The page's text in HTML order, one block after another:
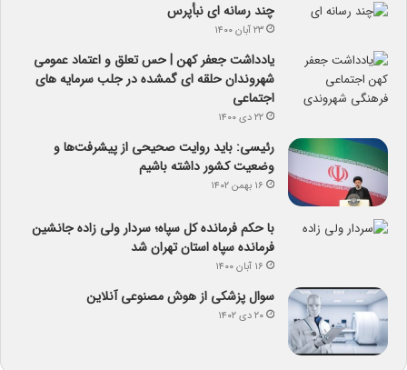
چند رسانه ای نبأپرس
۲۳ آبان ۱۴۰۰
یادداشت جعفر کهن | حس تعلق و اعتماد عمومی
شهروندان حلقه ای گمشده در جلب سرمایه های
اجتماعی
۲۲ دی ۱۴۰۰
رئیسی: باید روایت صحیحی از پیشرفت‌ها و
وضعیت کشور داشته باشیم
۱۶ بهمن ۱۴۰۲
با حکم فرمانده کل سپاه؛ سردار ولی زاده جانشین
فرمانده سپاه استان تهران شد
۱۶ آبان ۱۴۰۰
سوال پزشکی از هوش مصنوعی آنلاین
۲۰ دی ۱۴۰۲